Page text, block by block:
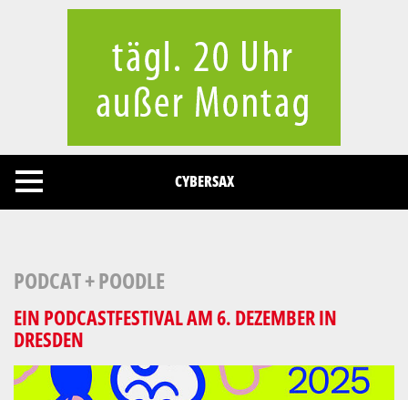
CYBERSAX
PODCAT + POODLE
EIN PODCASTFESTIVAL AM 6. DEZEMBER IN
DRESDEN
Cookies management panel